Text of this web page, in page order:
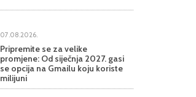
07.08.2026.
Pripremite se za velike
promjene: Od siječnja 2027. gasi
se opcija na Gmailu koju koriste
milijuni